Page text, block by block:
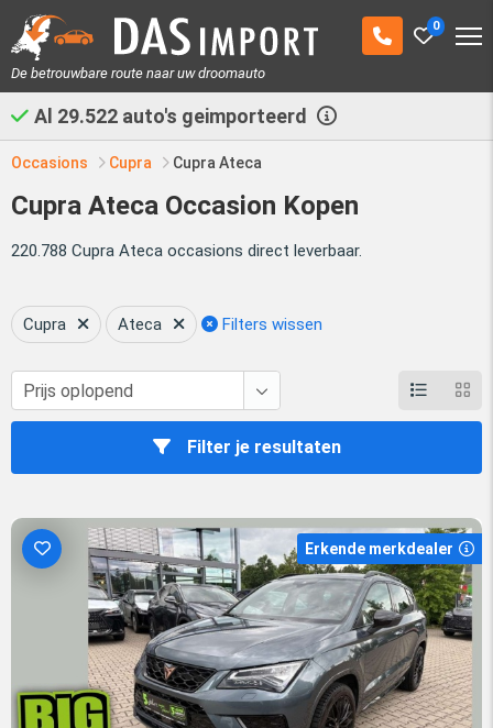
0
De betrouwbare route naar uw droomauto
Al 29.522 auto's geimporteerd
Occasions Cupra Cupra Ateca
Cupra Ateca Occasion Kopen
220.788 Cupra Ateca occasions direct leverbaar.
Cupra Ateca Filters wissen
Filter je resultaten
Erkende merkdealer